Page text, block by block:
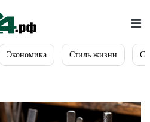
Экономика Стиль жизни